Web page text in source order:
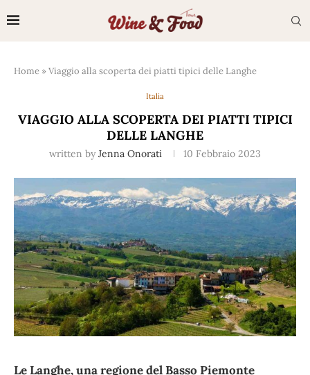
Home »Viaggio alla scoperta dei piatti tipici delle Langhe
Italia
VIAGGIO ALLA SCOPERTA DEI PIATTI TIPICI
DELLE LANGHE
written by Jenna Onorati 10 Febbraio 2023
Le Langhe, una regione del Basso Piemonte